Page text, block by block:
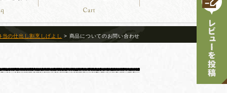
当の仕出し割烹しげよし > 商品についてのお問い合わせ